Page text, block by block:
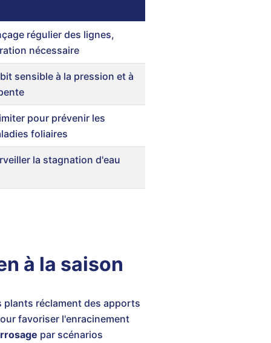
régulier des lignes,
nécessaire
sensible à la pression et à
pour prévenir les
foliaires
la stagnation d'eau
à la saison
réclament des apports
favoriser l'enracinement
par scénarios